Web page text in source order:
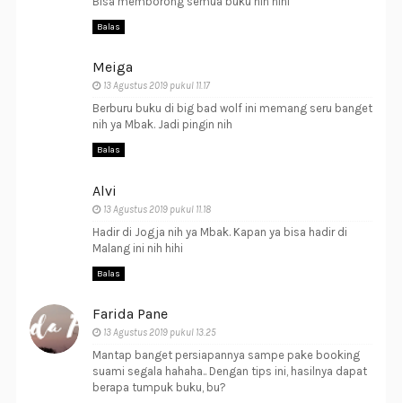
Balas
Meiga
13 Agustus 2019 pukul 11.17
Berburu buku di big bad wolf ini memang seru banget
nih ya Mbak. Jadi pingin nih
Balas
Alvi
13 Agustus 2019 pukul 11.18
Hadir di Jogja nih ya Mbak. Kapan ya bisa hadir di
Malang ini nih hihi
Balas
Farida Pane
13 Agustus 2019 pukul 13.25
Mantap banget persiapannya sampe pake booking
suami segala hahaha.. Dengan tips ini, hasilnya dapat
berapa tumpuk buku, bu?